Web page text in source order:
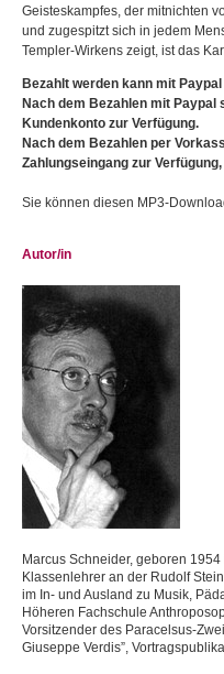
Geisteskampfes, der mitnichten
und zugespitzt sich in jedem
Templer-Wirkens zeigt, ist das
Bezahlt werden kann mit
Nach dem Bezahlen mit
Kundenkonto zur Verfügung.
Nach dem Bezahlen per
Zahlungseingang zur
Sie können diesen MP3-
Autor/in
Marcus Schneider, geboren
Klassenlehrer an der Rudolf
im In- und Ausland zu Musik,
Höheren Fachschule
Vorsitzender des Paracelsus-
Giuseppe Verdis”,